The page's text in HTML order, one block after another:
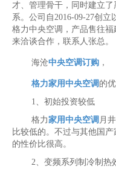
才、管理骨干，同时建立
系。公司自2016-09-27创
格力中央空调，产品售往
来洽谈合作，联系人张总。
海沧中央空调订购 ，
格力家用中央空调 的
1、初始投资较低
格力家用中央空调 月
比较低的。不过与其他国
的性价比很高。
2、变频系列制冷制热